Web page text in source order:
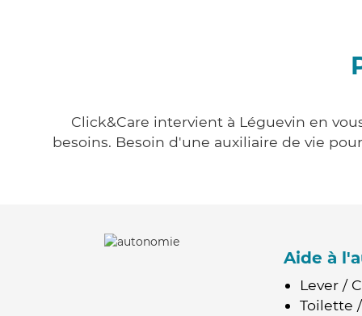
Click&Care intervient à Léguevin en
besoins. Besoin d'une auxiliaire de vie
Aide à
Lever /
Toilette